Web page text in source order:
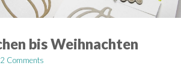
bis Weihnachten
2 Comments